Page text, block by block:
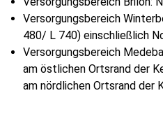
Versorgungsbereich
480/ L 740) einschließlich
Versorgungsbereich
am östlichen Ortsrand der
am nördlichen Ortsrand der